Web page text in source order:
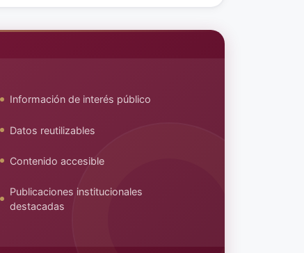
Información de interés público
Datos reutilizables
Contenido accesible
Publicaciones institucionales
destacadas